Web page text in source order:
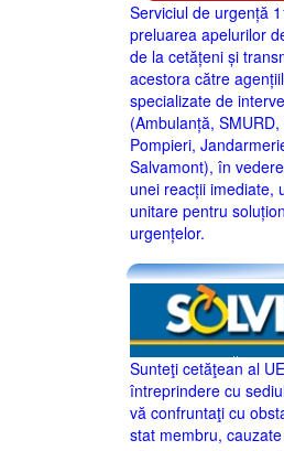
Serviciul de urgență
preluarea apelurilor
de la cetățeni și
acestora către
specializate de
(Ambulanță, SMURD,
Pompieri,
Salvamont), în
unei reacții imediate,
unitare pentru
urgențelor.
Sunteţi cetăţean al
întreprindere cu
vă confruntaţi cu
stat membru,